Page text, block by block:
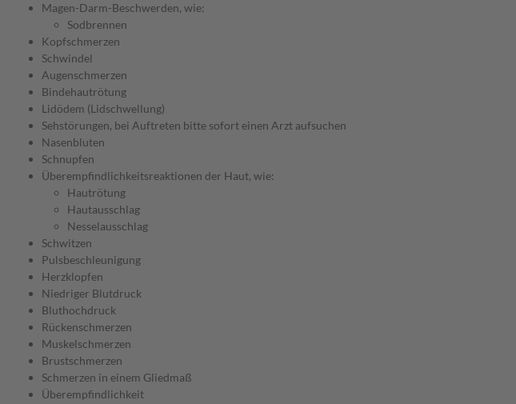
Magen-Darm-Beschwerden, wie:
Sodbrennen
Kopfschmerzen
Schwindel
Augenschmerzen
Bindehautrötung
Lidödem (Lidschwellung)
Sehstörungen, bei Auftreten bitte sofort einen Arzt aufsuchen
Nasenbluten
Schnupfen
Überempfindlichkeitsreaktionen der Haut, wie:
Hautrötung
Hautausschlag
Nesselausschlag
Schwitzen
Pulsbeschleunigung
Herzklopfen
Niedriger Blutdruck
Bluthochdruck
Rückenschmerzen
Muskelschmerzen
Brustschmerzen
Schmerzen in einem Gliedmaß
Überempfindlichkeit